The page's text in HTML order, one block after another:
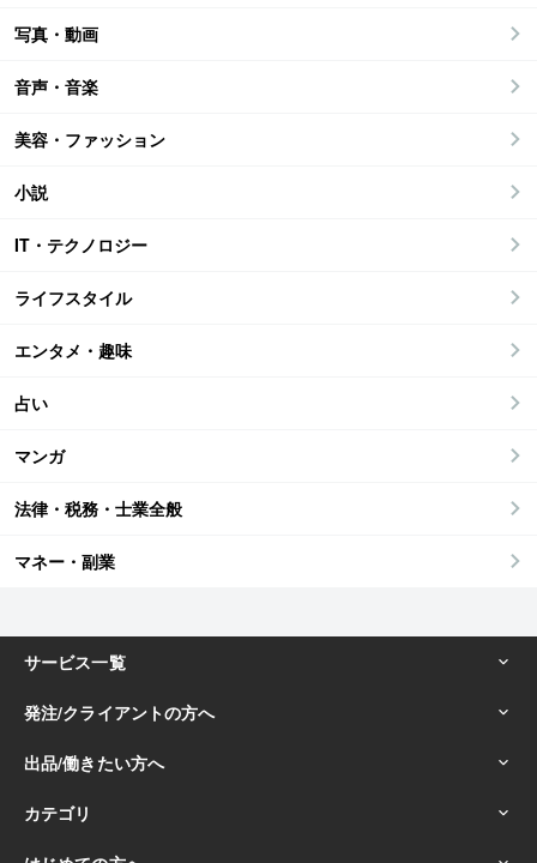
写真・動画
音声・音楽
美容・ファッション
小説
IT・テクノロジー
ライフスタイル
エンタメ・趣味
占い
マンガ
法律・税務・士業全般
マネー・副業